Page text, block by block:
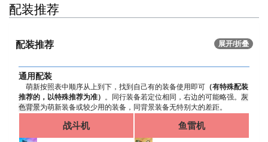
配装推荐
配装推荐 展开/折叠
通用配装
萌新按照表中顺序从上到下，找到自己有的装备使用即可（有特殊配装
推荐的，以特殊推荐为准）
。同行装备若定位相同，右边的可能略强。 灰
色背景为萌新装备或较少用的装备，同背景装备无特别大的差距。
战斗机 鱼雷机